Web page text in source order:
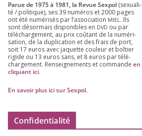
Parue de 1975à 1981, la Revue Sex­pol (sexua­li­
té /​ poli­tique), ses39 numé­ros et2000 pages
ont été numé­ri­sés par l’as­so­cia­tion MIEL. Ils
sont désor­mais dis­po­nibles en DVD ou par
télé­char­ge­ment, au prix coû­tant de la numé­ri­
sa­tion, de la dupli­ca­tion et des frais de port,
soit 17 euros avec jaquette cou­leur et boî­tier
rigide ou 13 euros sans, et 8 euros par télé­
char­ge­ment. Ren­sei­gne­ments et com­mande en
cli­quant ici.
En savoir plus ici sur Sexpol.
Confidentialité